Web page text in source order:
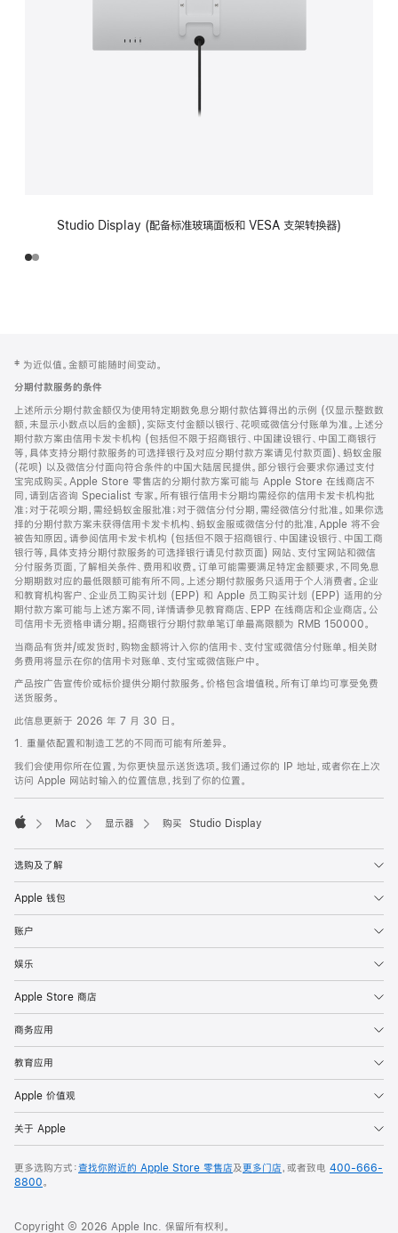
Studio Display (配备标准玻璃面板和 VESA 支架转换器)
页
页
脚
注
‡ 为近似值。金额可能随时间变动。
分期付款服务的条件
上述所示分期付款金额仅为使用特定期数免息分期付款估算得出的示例 (仅显示整数数
额，未显示小数点以后的金额)，实际支付金额以银行、花呗或微信分付账单为准。上述分
期付款方案由信用卡发卡机构 (包括但不限于招商银行、中国建设银行、中国工商银行
等，具体支持分期付款服务的可选择银行及对应分期付款方案请见付款页面)、蚂蚁金服
(花呗) 以及微信分付面向符合条件的中国大陆居民提供。部分银行会要求你通过支付
宝完成购买。Apple Store 零售店的分期付款方案可能与 Apple Store 在线商店不
同，请到店咨询 Specialist 专家。所有银行信用卡分期均需经你的信用卡发卡机构批
准；对于花呗分期，需经蚂蚁金服批准；对于微信分付分期，需经微信分付批准。如果你选
择的分期付款方案未获得信用卡发卡机构、蚂蚁金服或微信分付的批准，Apple 将不会
被告知原因。请参阅信用卡发卡机构 (包括但不限于招商银行、中国建设银行、中国工商
银行等，具体支持分期付款服务的可选择银行请见付款页面) 网站、支付宝网站和微信
分付服务页面，了解相关条件、费用和收费。订单可能需要满足特定金额要求，不同免息
分期期数对应的最低限额可能有所不同。上述分期付款服务只适用于个人消费者。企业
和教育机构客户、企业员工购买计划 (EPP) 和 Apple 员工购买计划 (EPP) 适用的分
期付款方案可能与上述方案不同，详情请参见教育商店、EPP 在线商店和企业商店。公
司信用卡无资格申请分期。招商银行分期付款单笔订单最高限额为 RMB 150000。
当商品有货并/或发货时，购物金额将计入你的信用卡、支付宝或微信分付账单。相关财
务费用将显示在你的信用卡对账单、支付宝或微信账户中。
产品按广告宣传价或标价提供分期付款服务。价格包含增值税。所有订单均可享受免费
送货服务。
此信息更新于 2026 年 7 月 30 日。
1. 重量依配置和制造工艺的不同而可能有所差异。
我们会使用你所在位置，为你更快显示送货选项。我们通过你的 IP 地址，或者你在上次
访问 Apple 网站时输入的位置信息，找到了你的位置。
Mac 显示器 购买 Studio Display
选购及了解
Apple 钱包
账户
娱乐
Apple Store 商店
商务应用
教育应用
Apple 价值观
关于 Apple
更多选购方式：查找你附近的 Apple Store 零售店及更多门店，或者致电 400-666-
8800。
Copyright © 2026 Apple Inc. 保留所有权利。